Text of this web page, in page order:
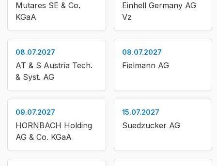
Mutares SE & Co.
KGaA
Einhell Germany AG
Vz
08.07.2027
AT & S Austria Tech.
& Syst. AG
08.07.2027
Fielmann AG
09.07.2027
HORNBACH Holding
AG & Co. KGaA
15.07.2027
Suedzucker AG